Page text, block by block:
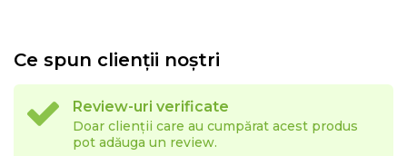
Ce spun clienții noștri
Review-uri verificate
Doar clienții care au cumpărat acest produs
pot adăuga un review.